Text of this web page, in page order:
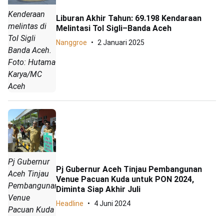
Kenderaan
melintas di
Tol Sigli
Banda Aceh.
Foto: Hutama
Karya/MC
Aceh
Liburan Akhir Tahun: 69.198 Kendaraan
Melintasi Tol Sigli–Banda Aceh
Nanggroe 2 Januari 2025
Pj Gubernur
Aceh Tinjau
Pembangunan
Venue
Pacuan Kuda
Pj Gubernur Aceh Tinjau Pembangunan
Venue Pacuan Kuda untuk PON 2024,
Diminta Siap Akhir Juli
Headline 4 Juni 2024